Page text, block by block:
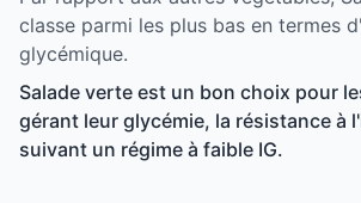
classe parmi les plus bas en termes
glycémique.
Salade verte est un bon choix pour
gérant leur glycémie, la résistance à
suivant un régime à faible IG.